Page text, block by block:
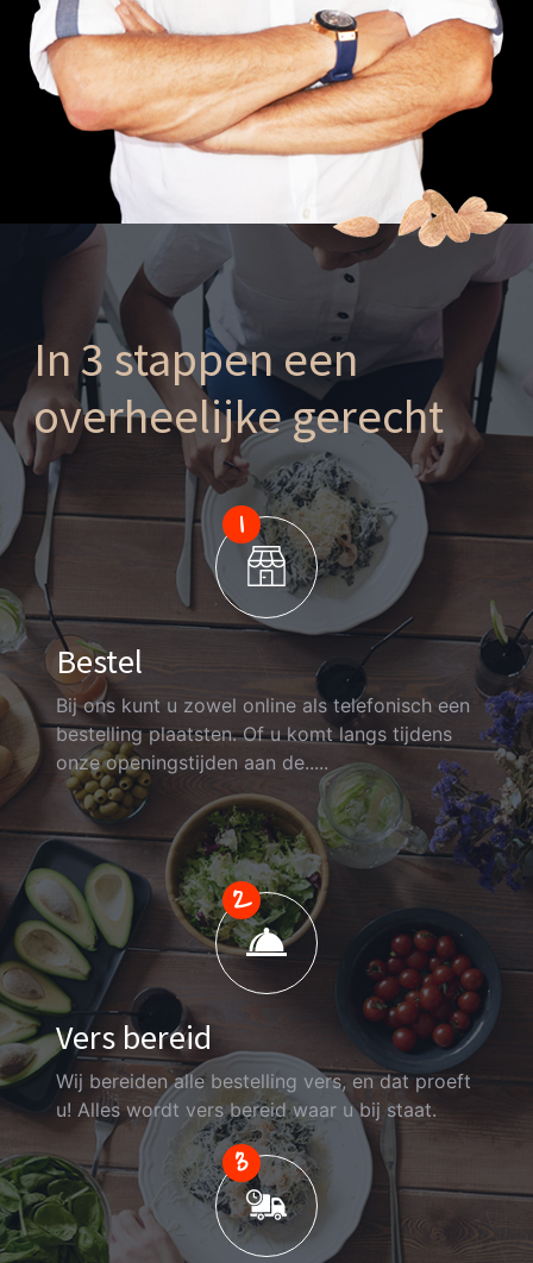
In 3 stappen een
overheelijke gerecht
Bestel
Bij ons kunt u zowel online als telefonisch een
bestelling plaatsten. Of u komt langs tijdens
onze openingstijden aan de.....
Vers bereid
Wij bereiden alle bestelling vers, en dat proeft
u! Alles wordt vers bereid waar u bij staat.